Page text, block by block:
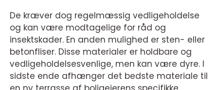
De kræver dog regelmæssig vedligeholdelse
og kan være modtagelige for råd og
insektskader. En anden mulighed er sten- eller
betonfliser. Disse materialer er holdbare og
vedligeholdelsesvenlige, men kan være dyre. I
sidste ende afhænger det bedste materiale til